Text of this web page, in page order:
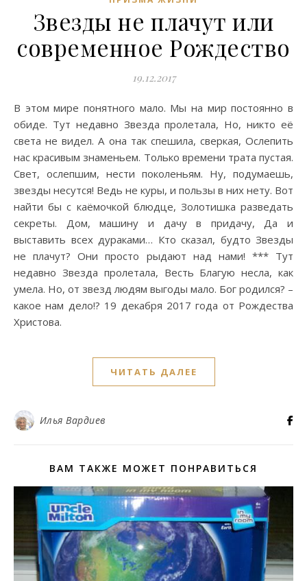
Звезды не плачут или
современное Рождество
19.12.2017
В этом мире понятного мало. Мы на мир постоянно в
обиде. Тут недавно Звезда пролетала, Но, никто её
света не видел. А она так спешила, сверкая, Ослепить
нас красивым знаменьем. Только времени трата пустая.
Свет, ослепшим, нести поколеньям. Ну, подумаешь,
звезды несутся! Ведь не куры, и пользы в них нету. Вот
найти бы с каёмочкой блюдце, Золотишка разведать
секреты. Дом, машину и дачу в придачу, Да и
выставить всех дураками… Кто сказал, будто Звезды
не плачут? Они просто рыдают над нами! *** Тут
недавно Звезда пролетала, Весть Благую несла, как
умела. Но, от звезд людям выгоды мало. Бог родился? –
какое нам дело!? 19 декабря 2017 года от Рождества
Христова.
ЧИТАТЬ ДАЛЕЕ
Илья Вардиев
ВАМ ТАКЖЕ МОЖЕТ ПОНРАВИТЬСЯ